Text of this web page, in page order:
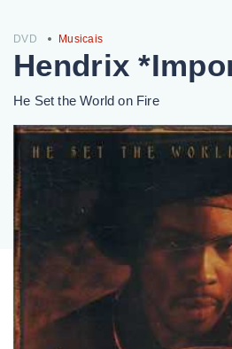
DVD Musicais
Hendrix
He Set the World on Fire